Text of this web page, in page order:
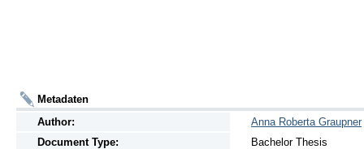
Metadaten
Author:
Anna Roberta Graupner
Document Type:
Bachelor Thesis